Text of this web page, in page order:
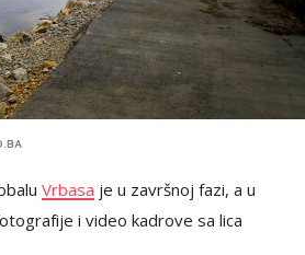
Vrbasa je u završnoj fazi, a u
i video kadrove sa lica